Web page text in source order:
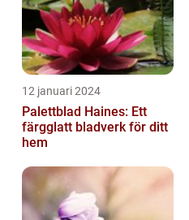
12 januari 2024
Palettblad Haines: Ett
färgglatt bladverk för ditt
hem